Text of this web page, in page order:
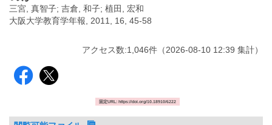
三宮, 真智子; 吉倉, 和子; 植田, 宏和
大阪大学教育学年報, 2011, 16, 45-58
アクセス数:1,046件 （2026-08-10 12:39 集計）
固定URL: https://doi.org/10.18910/6222